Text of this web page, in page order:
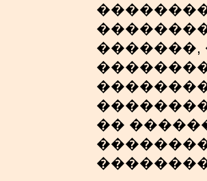
�������,
��